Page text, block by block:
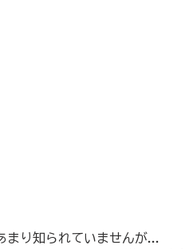
まり知られていませんが...